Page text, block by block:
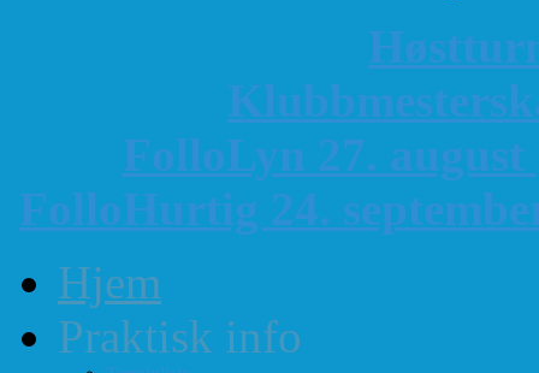
K
FolloLyn 27. august
FolloHurtig 24.
Hjem
Praktisk info